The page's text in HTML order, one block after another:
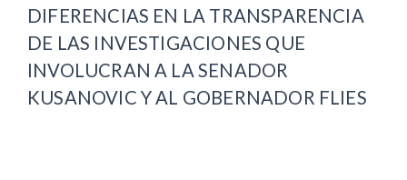
DIFERENCIAS EN LA TRANSPARENCIA
DE LAS INVESTIGACIONES QUE
INVOLUCRAN A LA SENADOR
KUSANOVIC Y AL GOBERNADOR FLIES